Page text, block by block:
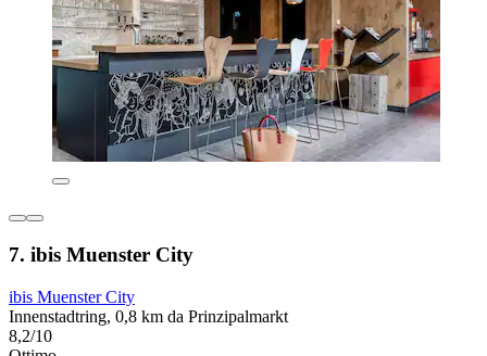
7. ibis Muenster City
ibis Muenster City
Innenstadtring, 0,8 km da Prinzipalmarkt
8,2/10